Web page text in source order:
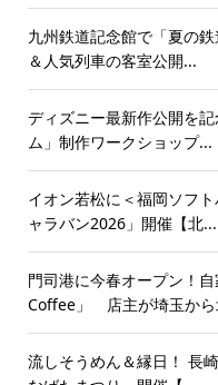
九州鉄道記念館で「夏の
＆人気列車の客室公開...
ディズニー最新作公開を
ム」制作ワークショップ...
イオン若松に＜福岡ソフ
ャラバン2026」開催【北...
門司港に今春オープン！
Coffee」 店主が埼玉から
流しそうめん＆縁日！ 長